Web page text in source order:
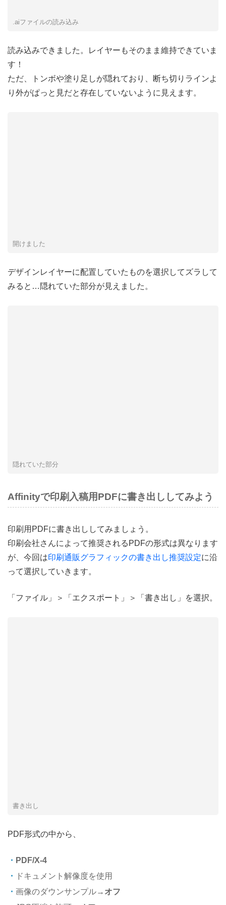
.aiファイルの読み込み
読み込みできました。レイヤーもそのまま維持できていま
す！
ただ、トンボや塗り足しが隠れており、断ち切りラインよ
り外がぱっと見だと存在していないように見えます。
開けました
デザインレイヤーに配置していたものを選択してズラして
みると…隠れていた部分が見えました。
隠れていた部分
Affinityで印刷入稿用PDFに書き出ししてみよう
印刷用PDFに書き出ししてみましょう。
印刷会社さんによって推奨されるPDFの形式は異なります
が、今回は印刷通販グラフィックの書き出し推奨設定に沿
って選択していきます。
「ファイル」＞「エクスポート」＞「書き出し」を選択。
書き出し
PDF形式の中から、
PDF/X-4
ドキュメント解像度を使用
画像のダウンサンプル→ オフ